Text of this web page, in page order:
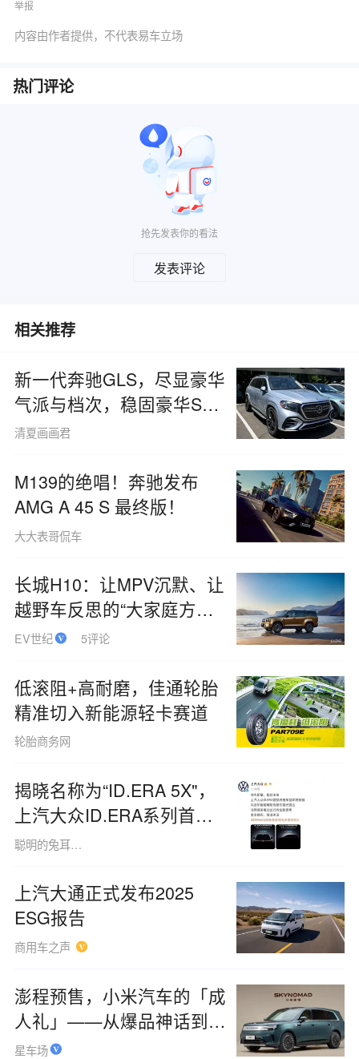
举报
内容由作者提供，不代表易车立场
热门评论
抢先发表你的看法
发表评论
相关推荐
新一代奔驰GLS，尽显豪华
气派与档次，稳固豪华SUV
引领者地位
清夏画画君
M139的绝唱！奔驰发布
AMG A 45 S 最终版！
大大表哥侃车
长城H10：让MPV沉默、让
越野车反思的“大家庭方盒
子”
EV世纪 5评论
低滚阻+高耐磨，佳通轮胎
精准切入新能源轻卡赛道
轮胎商务网
揭晓名称为“ID.ERA 5X"，
上汽大众ID.ERA系列首辆
纯电动车型预告图已发布
聪明的兔耳袋狸1507
上汽大通正式发布2025
ESG报告
商用车之声
澎程预售，小米汽车的「成
人礼」——从爆品神话到矩
阵生存
星车场